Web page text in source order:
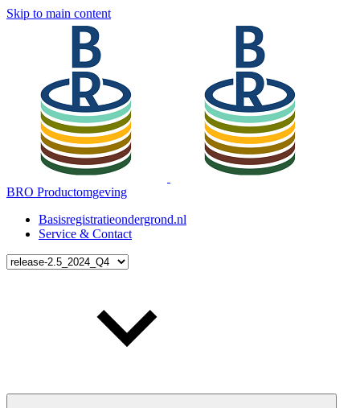
Skip to main content
BRO Productomgeving
Basisregistratieondergrond.nl
Service & Contact